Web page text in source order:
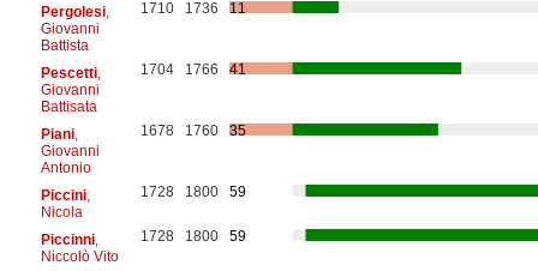
Pergolesi,
Giovanni
Battista
1710 1736 11
Pescetti,
Giovanni
Battisata
1704 1766 41
Piani,
Giovanni
Antonio
1678 1760 35
Piccini,
Nicola
1728 1800 59
Piccinni,
Niccolò Vito
1728 1800 59